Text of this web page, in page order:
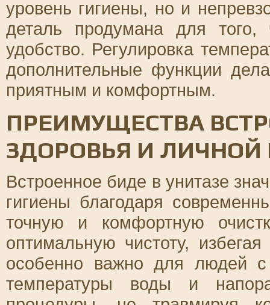
уровень гигиены, но и
деталь продумана для того,
удобство. Регулировка
дополнительные функции
приятным и комфортным.
ПРЕИМУЩЕСТВА
ЗДОРОВЬЯ И ЛИЧНОЙ
Встроенное биде в унитазе
гигиены благодаря
точную и комфортную
оптимальную чистоту,
особенно важно для людей с
температуры воды и